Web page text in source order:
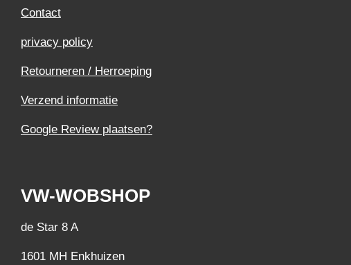
Contact
privacy policy
Retourneren / Herroeping
Verzend informatie
Google Review plaatsen?
VW-WOBSHOP
de Star 8 A
1601 MH Enkhuizen